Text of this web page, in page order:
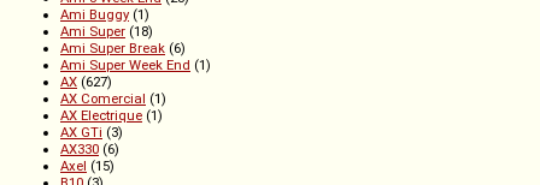
Ami Buggy (1)
Ami Super (18)
Ami Super Break (6)
Ami Super Week End (1)
AX (627)
AX Comercial (1)
AX Electrique (1)
AX GTi (3)
AX330 (6)
Axel (15)